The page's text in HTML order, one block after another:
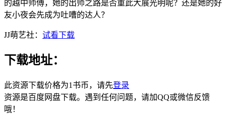
的越中师傅，她的出师之路是否重此大展光明呢？还是她的好
友小夜会先成为吐嘈的达人？
JJ萌艺社： 试看下载
下载地址：
此资源下载价格为1 书币，请先登录
资源是百度网盘下载。遇到任何问题，请加QQ或微信反馈
哦！